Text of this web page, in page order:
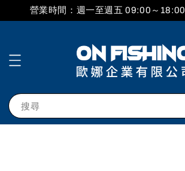
營業時間：週一至週五 09:00～18:00
搜尋